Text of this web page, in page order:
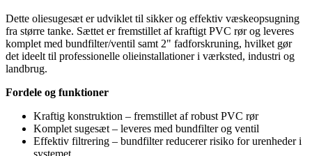
Dette oliesugesæt er udviklet til sikker og effektiv væskeopsugning
fra større tanke. Sættet er fremstillet af kraftigt PVC rør og leveres
komplet med bundfilter/ventil samt 2" fadforskruning, hvilket gør
det ideelt til professionelle olieinstallationer i værksted, industri og
landbrug.
Fordele og funktioner
Kraftig konstruktion – fremstillet af robust PVC rør
Komplet sugesæt – leveres med bundfilter og ventil
Effektiv filtrering – bundfilter reducerer risiko for urenheder i
systemet